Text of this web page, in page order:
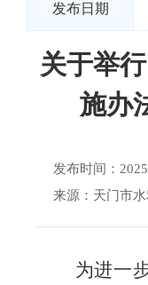
发布日期
关于举
施办
发布时间：
来源：天门市
为进一步